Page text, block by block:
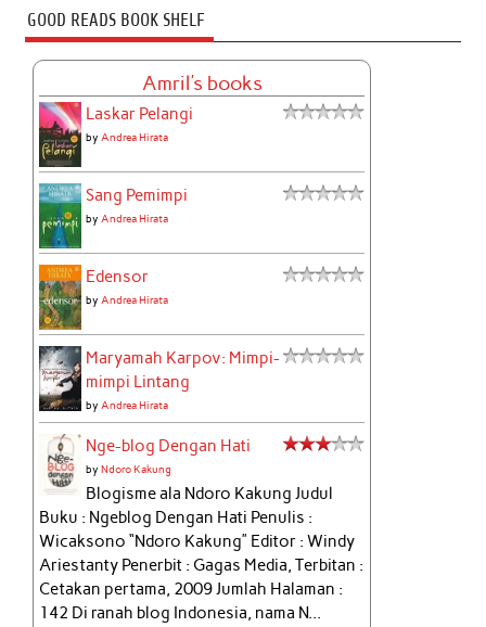
GOOD READS BOOK SHELF
Amril's books
Laskar Pelangi
byAndrea Hirata
Sang Pemimpi
byAndrea Hirata
Edensor
byAndrea Hirata
Maryamah Karpov: Mimpi-
mimpi Lintang
byAndrea Hirata
Nge-blog Dengan Hati
byNdoro Kakung
Blogisme ala Ndoro Kakung Judul
Buku : Ngeblog Dengan Hati Penulis :
Wicaksono “Ndoro Kakung” Editor : Windy
Ariestanty Penerbit : Gagas Media, Terbitan :
Cetakan pertama, 2009 Jumlah Halaman :
142 Di ranah blog Indonesia, nama N...